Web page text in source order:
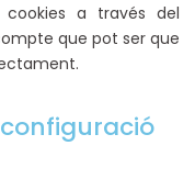
cookies a través del
que pot ser que